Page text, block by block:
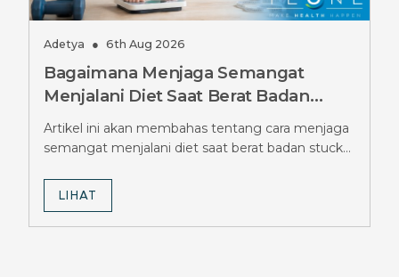
Adetya ● 6th Aug 2026
Bagaimana Menjaga Semangat
Menjalani Diet Saat Berat Badan
Stuck Berbulan-bulan, Simak Tipsnya
Artikel ini akan membahas tentang cara menjaga
semangat menjalani diet saat berat badan stuck
LIHAT